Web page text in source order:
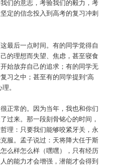
们的意志，考验我们的毅力，考
定的信念投入到高考的复习冲刺
最后一点时间。有的同学觉得自
的理想而失望、焦虑，甚至寝食
始放弃自己的追求；有的同学无
习之中；甚至有的同学提到“高
。
正常的。因为当年，我也和你们
过来。那一段刻骨铭心的时间，
理：只要我们能够咬紧牙关，永
服。孟子说过：天将降大任于斯
么样怎么样（嘿嘿），只有经历
的能力才会增强，潜能才会得到